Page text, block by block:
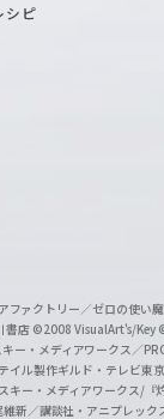
シピ
ファクトリー／ゼロの使い
書店 ©2008 VisualArt's/Key
ー・メディアワークス／
イル製作ギルド・テレビ東京
キー・メディアワークス/『
新／講談社・アニプレック